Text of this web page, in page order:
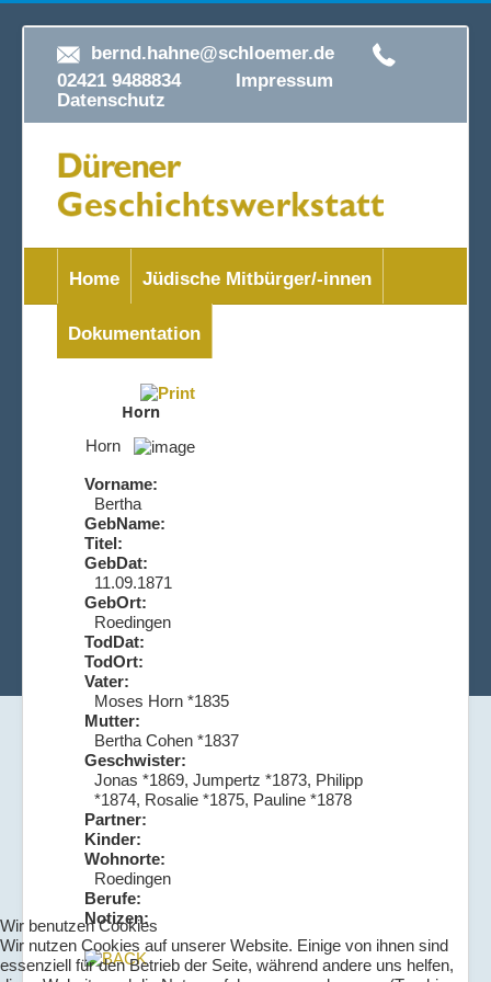
bernd.hahne@schloemer.de
02421 9488834 Impressum
Datenschutz
Home Jüdische Mitbürger/-innen
Dokumentation
Horn
Horn
Vorname:
Bertha
GebName:
Titel:
GebDat:
11.09.1871
GebOrt:
Roedingen
TodDat:
TodOrt:
Vater:
Moses Horn *1835
Mutter:
Bertha Cohen *1837
Geschwister:
Jonas *1869, Jumpertz *1873, Philipp
*1874, Rosalie *1875, Pauline *1878
Partner:
Kinder:
Wohnorte:
Roedingen
Berufe:
Notizen:
Wir benutzen Cookies
Wir nutzen Cookies auf unserer Website. Einige von ihnen sind
essenziell für den Betrieb der Seite, während andere uns helfen,